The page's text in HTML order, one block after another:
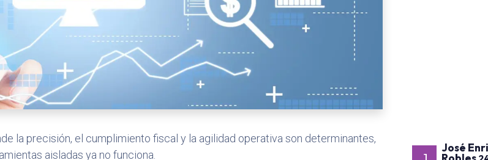
la precisión, el cumplimiento fiscal y la agilidad operativa son determinantes,
aisladas ya no funciona.
José